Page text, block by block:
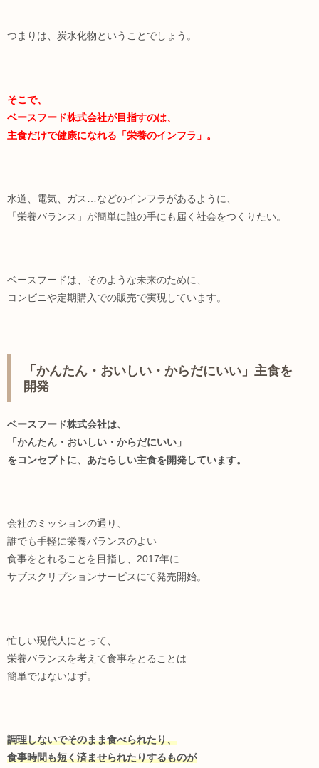
つまりは、炭水化物ということでしょう。
そこで、
ベースフード株式会社が目指すのは、
主食だけで健康になれる「栄養のインフラ」。
水道、電気、ガス…などのインフラがあるように、
「栄養バランス」が簡単に誰の手にも届く社会をつくりたい。
ベースフードは、そのような未来のために、
コンビニや定期購入での販売で実現しています。
「かんたん・おいしい・からだにいい」主食を
開発
ベースフード株式会社は、
「かんたん・おいしい・からだにいい」
をコンセプトに、あたらしい主食を開発しています。
会社のミッションの通り、
誰でも手軽に栄養バランスのよい
食事をとれることを目指し、2017年に
サブスクリプションサービスにて発売開始。
忙しい現代人にとって、
栄養バランスを考えて食事をとることは
簡単ではないはず。
調理しないでそのまま食べられたり、
食事時間も短く済ませられたりするものが